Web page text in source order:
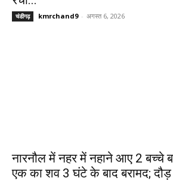
चंडीगढ़ kmrchand9 - अगस्त 6, 2026
नारनौल में नहर में नहाने आए 2 बच्चे
एक का शव 3 घंटे के बाद बरामद;